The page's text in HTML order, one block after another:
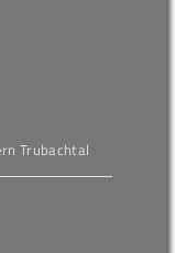
Trubachtal